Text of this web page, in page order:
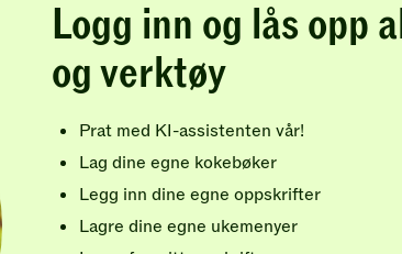
Logg inn og lås opp
og verktøy
Prat med KI-assistenten vår!
Lag dine egne kokebøker
Legg inn dine egne oppskrifter
Lagre dine egne ukemenyer